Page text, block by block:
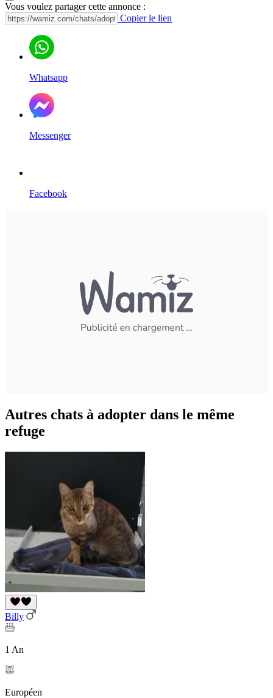
Vous voulez partager cette annonce :
Copier le lien
Whatsapp
Messenger
Facebook
Autres chats à adopter dans le même
refuge
Billy
1 An
Européen